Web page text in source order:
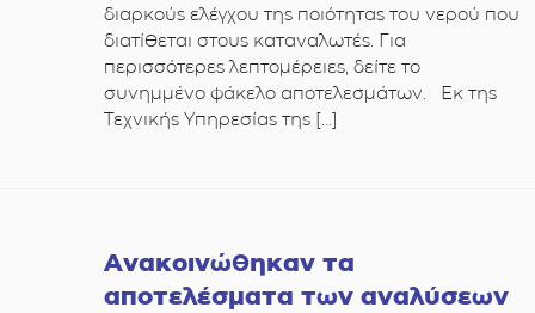
διαρκούς ελέγχου της ποιότητας του νερού που
διατίθεται στους καταναλωτές. Για
περισσότερες λεπτομέρειες, δείτε το
συνημμένο φάκελο αποτελεσμάτων. Εκ της
Τεχνικής Υπηρεσίας της […]
Ανακοινώθηκαν τα
αποτελέσματα των αναλύσεων